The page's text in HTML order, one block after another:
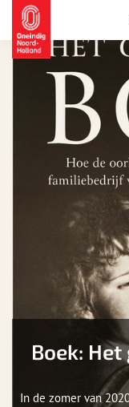
Boek:
In de zomer van